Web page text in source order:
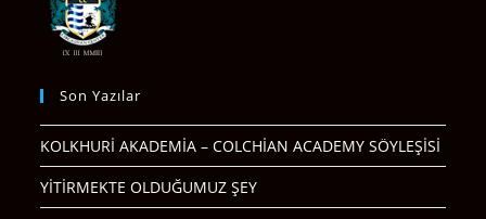
Son Yazılar
KOLKHURİ AKADEMİA – COLCHİAN ACADEMY SÖYLEŞİSİ
YİTİRMEKTE OLDUĞUMUZ ŞEY